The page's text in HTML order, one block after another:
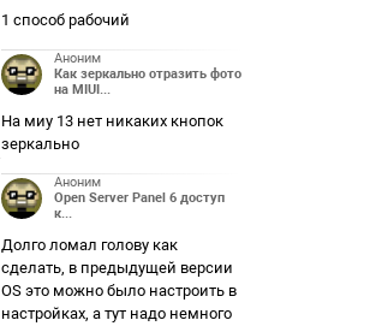
1 способ рабочий
Аноним
Как зеркально отразить фото
на MIUI...
На миу 13 нет никаких кнопок
зеркально
Аноним
Open Server Panel 6 доступ
к...
Долго ломал голову как
сделать, в предыдущей версии
OS это можно было настроить в
настройках, а тут надо немного